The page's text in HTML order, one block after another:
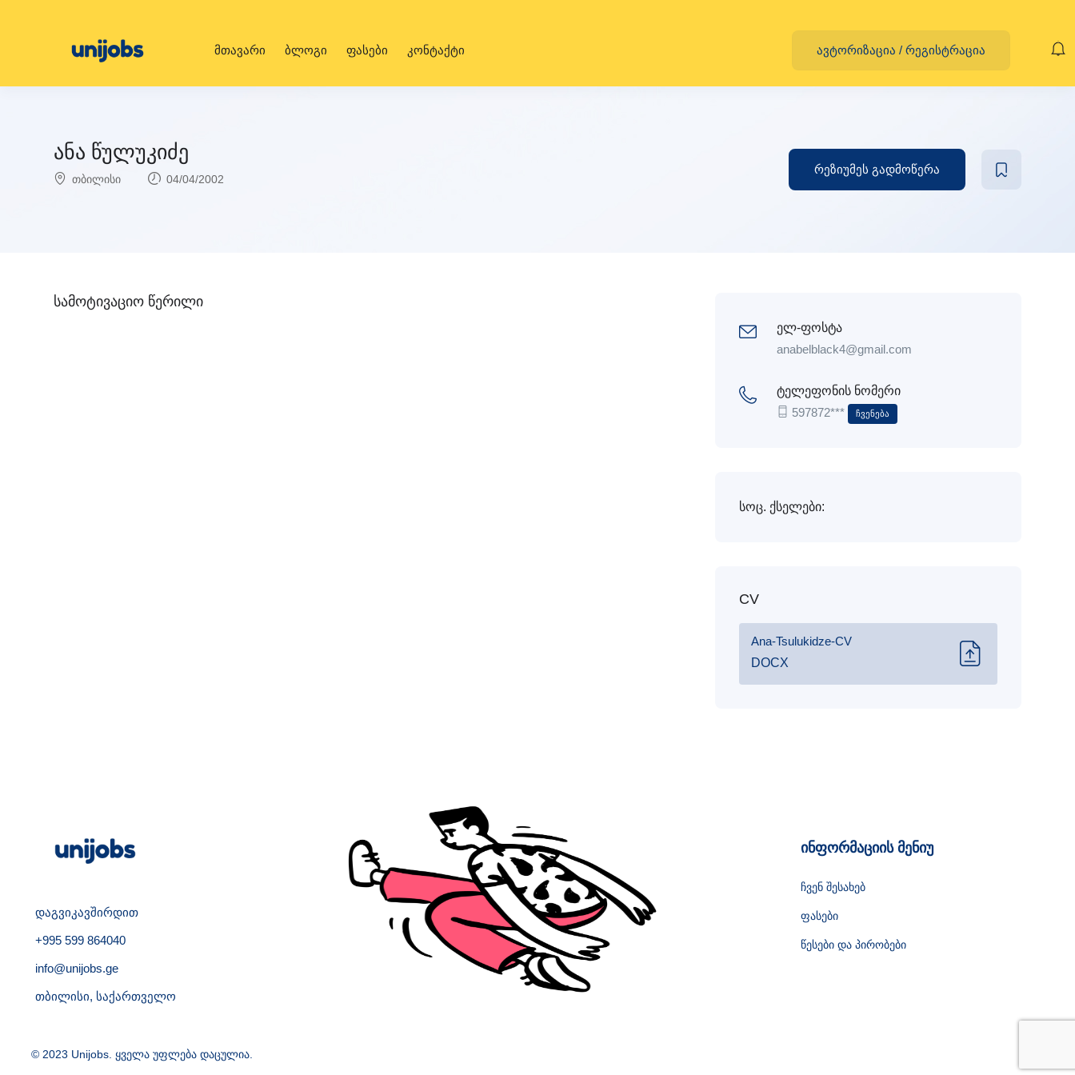
მთავარი ბლოგი ფასები კონტაქტი ავტორიზაცია / რეგისტრაცია
ანა წულუკიძე
თბილისი 04/04/2002
რეზიუმეს გადმოწერა
სამოტივაციო წერილი
ელ-ფოსტა
anabelblack4@gmail.com
ტელეფონის ნომერი
597872***
Ჩვენება
სოც. ქსელები:
CV
Ana-Tsulukidze-CV
DOCX
დაგვიკავშირდით
+995 599 864040
info@unijobs.ge
თბილისი, საქართველო
ინფორმაციის მენიუ
ჩვენ შესახებ
ფასები
წესები და პირობები
© 2023 Unijobs. ყველა უფლება დაცულია.